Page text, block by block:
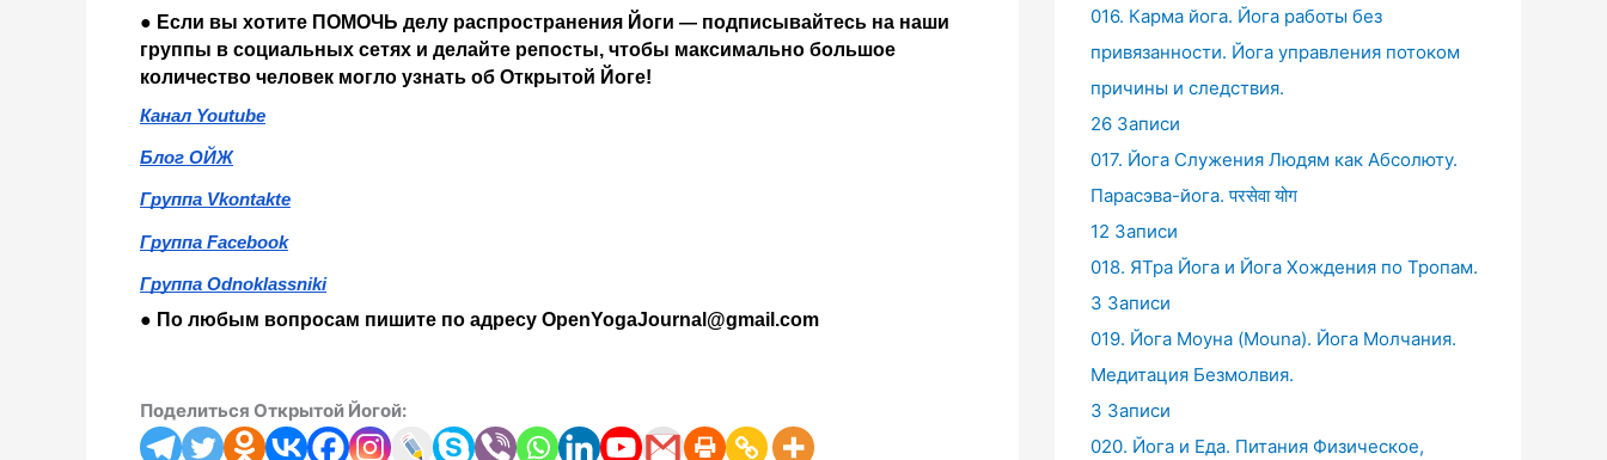
● Если вы хотите ПОМОЧЬ делу распространения Йоги — подписывайтесь на наши
группы в социальных сетях и делайте репосты, чтобы максимально большое
количество человек могло узнать об Открытой Йоге!
Канал Youtube
Блог ОЙЖ
Группа Vkontakte
Группа Facebook
Группа Odnoklassniki
● По любым вопросам пишите по адресу OpenYogaJournal@gmail.com
Поделиться Открытой Йогой:
016. Карма йога. Йога работы без
привязанности. Йога управления потоком
причины и следствия.
26 Записи
017. Йога Служения Людям как Абсолюту.
Парасэва-йога. परसेवा योग
12 Записи
018. ЯТра Йога и Йога Хождения по Тропам.
3 Записи
019. Йога Моуна (Mouna). Йога Молчания.
Медитация Безмолвия.
3 Записи
020. Йога и Еда. Питания Физическое,